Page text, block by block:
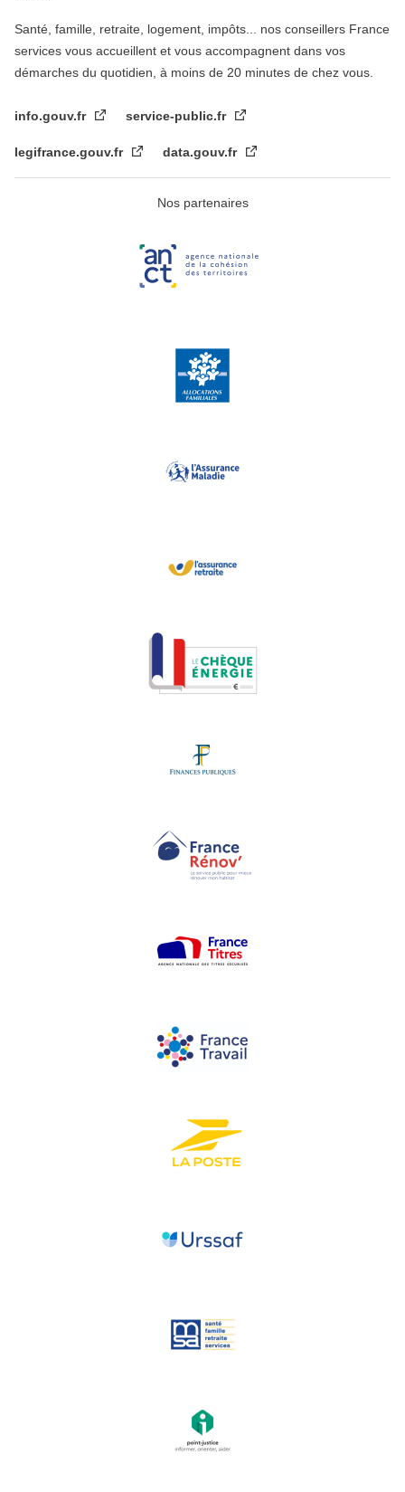
Santé, famille, retraite, logement, impôts... nos conseillers France
services vous accueillent et vous accompagnent dans vos
démarches du quotidien, à moins de 20 minutes de chez vous.
info.gouv.fr service-public.fr
legifrance.gouv.fr data.gouv.fr
Nos partenaires